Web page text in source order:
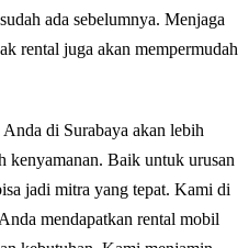
ada sebelumnya. Menjaga
rental juga akan mempermudah
di Surabaya akan lebih
kenyamanan. Baik untuk urusan
jadi mitra yang tepat. Kami di
mendapatkan rental mobil